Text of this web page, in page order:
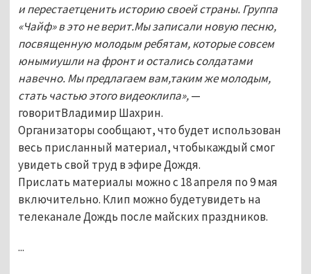
и перестаетценить историю своей страны. Группа
«Чайф» в это не верит.Мы записали новую песню,
посвященную молодым ребятам, которые совсем
юнымиушли на фронт и остались солдатами
навечно. Мы предлагаем вам,таким же молодым,
стать частью этого видеоклипа»,—
говоритВладимир Шахрин.
Организаторы сообщают, что будет использован
весь присланный материал, чтобыкаждый смог
увидеть свой труд в эфире Дождя.
Прислать материалы можно с 18 апреля по 9 мая
включительно. Клип можно будетувидеть на
телеканале Дождь после майских праздников.
...